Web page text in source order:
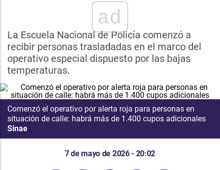
ad
La Escuela Nacional de Policía comenzó a
recibir personas trasladadas en el marco del
operativo especial dispuesto por las bajas
temperaturas.
Comenzó el operativo por alerta roja para personas en
situación de calle: habrá más de 1.400 cupos adicionales
Sinae
7 de mayo de 2026 - 20:02